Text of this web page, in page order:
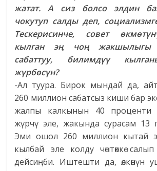
жатат.А сиз болсо элдин
чокутуп салды деп,
Тескерисинче, совет
кылган эң чоң жакшылыгы
сабаттуу, билимдүү
жүрбөсүн?
-Ал туура. Бирок мындай да,
260 миллион сабатсыз киши бар
жалпы калкынын 40 проценти
жүрчү эле, жакында сурасам 13
Эми ошол 260 миллион кытай
кылбай эле колду чөнтөккө
дейсиңби. Иштешти да, өлкөнүн